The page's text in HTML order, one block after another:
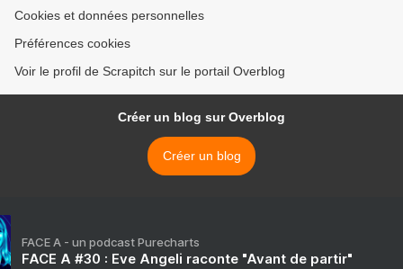
Cookies et données personnelles
Préférences cookies
Voir le profil de Scrapitch sur le portail Overblog
Créer un blog sur Overblog
Créer un blog
FACE A - un podcast Purecharts
FACE A #30 : Eve Angeli raconte "Avant de partir"